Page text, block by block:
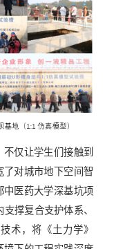
仅让学生们接触到
对城市地下空间智
医药大学深基坑项
撑复合支护体系、
术，将《土力学》